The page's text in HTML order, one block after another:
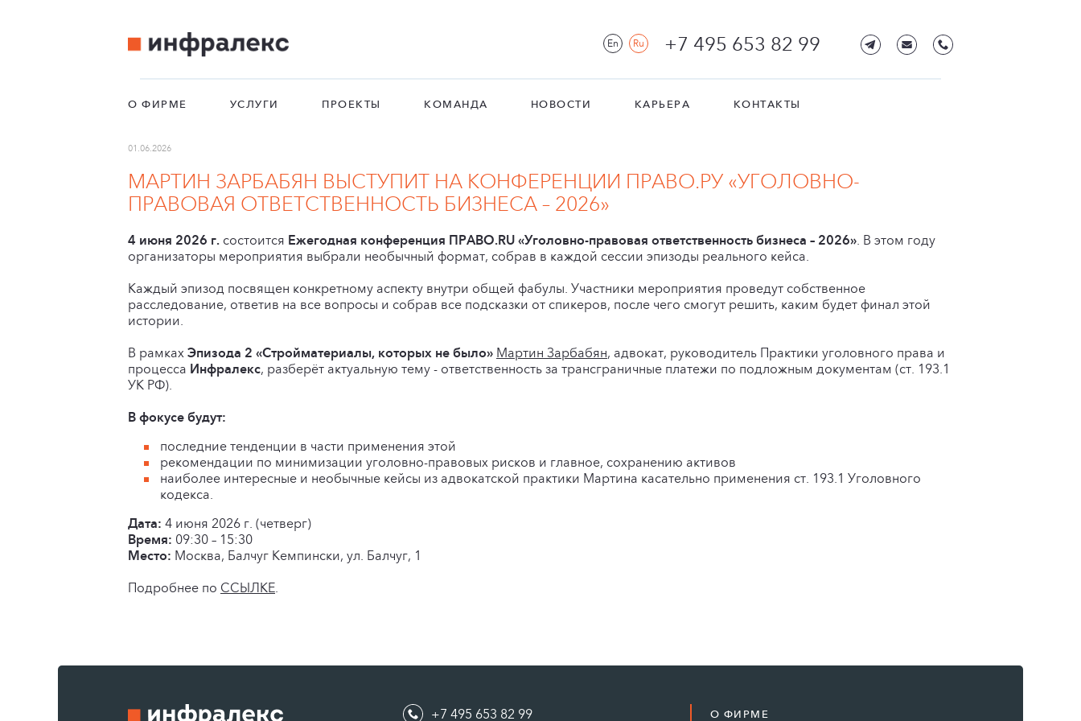
En Ru +7 495 653 82 99
О ФИРМЕ УСЛУГИ ПРОЕКТЫ КОМАНДА НОВОСТИ КАРЬЕРА КОНТАКТЫ
01.06.2026
МАРТИН ЗАРБАБЯН ВЫСТУПИТ НА КОНФЕРЕНЦИИ ПРАВО.РУ «УГОЛОВНО-
ПРАВОВАЯ ОТВЕТСТВЕННОСТЬ БИЗНЕСА – 2026»
4 июня 2026 г. состоится Ежегодная конференция ПРАВО.RU «Уголовно-правовая ответственность бизнеса – 2026». В этом году
организаторы мероприятия выбрали необычный формат, собрав в каждой сессии эпизоды реального кейса.
Каждый эпизод посвящен конкретному аспекту внутри общей фабулы. Участники мероприятия проведут собственное
расследование, ответив на все вопросы и собрав все подсказки от спикеров, после чего смогут решить, каким будет финал этой
истории.
В рамках Эпизода 2 «Стройматериалы, которых не было» Мартин Зарбабян, адвокат, руководитель Практики уголовного права и
процесса Инфралекс, разберёт актуальную тему - ответственность за трансграничные платежи по подложным документам (ст. 193.1
УК РФ).
В фокусе будут:
последние тенденции в части применения этой
рекомендации по минимизации уголовно-правовых рисков и главное, сохранению активов
наиболее интересные и необычные кейсы из адвокатской практики Мартина касательно применения ст. 193.1 Уголовного
кодекса.
Дата: 4 июня 2026 г. (четверг)
Время: 09:30 – 15:30
Место: Москва, Балчуг Кемпински, ул. Балчуг, 1
Подробнее по ССЫЛКЕ.
+7 495 653 82 99 О ФИРМЕ